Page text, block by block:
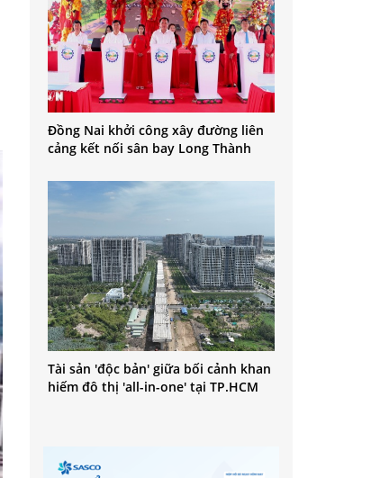
Đồng Nai khởi công xây đường liên
cảng kết nối sân bay Long Thành
Tài sản 'độc bản' giữa bối cảnh khan
hiếm đô thị 'all-in-one' tại TP.HCM